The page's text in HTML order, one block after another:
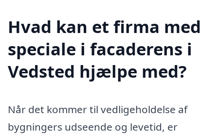
Hvad kan et firma med
speciale i facaderens i
Vedsted hjælpe med?
Når det kommer til vedligeholdelse af
bygningers udseende og levetid, er